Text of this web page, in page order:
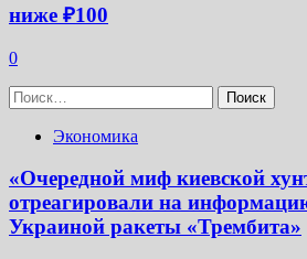
ниже ₽100
0
Найти:
Экономика
«Очередной миф киевской
отреагировали на
Украиной ракеты «Трембита»